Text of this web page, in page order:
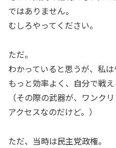
ではありません。
むしろやってください。
ただ。
わかっていると思うが、私は
もっと効率よく、自分で戦え
（その際の武器が、ワンク
アクセスなのだけど。）
ただ、当時は民主党政権。